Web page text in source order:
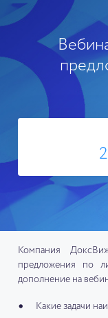
Компания
предложения по
дополнение на
Какие задачи